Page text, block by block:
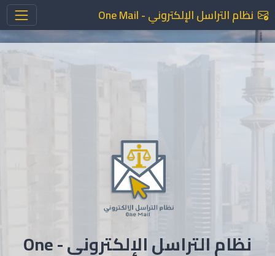
نظام التراسل الإلكتروني - One Mail
نظام التراسل الإلكتروني - One